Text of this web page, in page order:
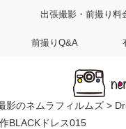
出張撮影・前撮り料
前撮りQ&A
影のネムラフィルムズ >
BLACKドレス015